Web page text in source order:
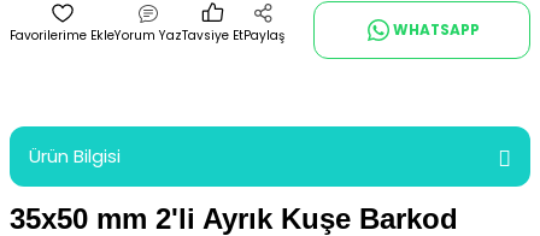
Yorum YazTavsiye EtPaylaş WHATSAPP
Ürün Bilgisi
35x50 mm 2'li Ayrık Kuşe Barkod